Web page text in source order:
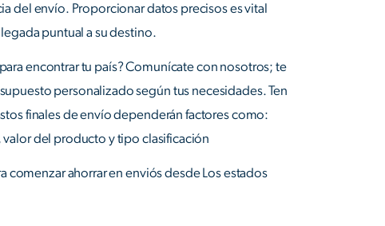
del envío. Proporcionar datos precisos es vital
puntual a su destino.
encontrar tu país? Comunícate con nosotros; te
personalizado según tus necesidades. Ten
finales de envío dependerán factores como:
valor del producto y tipo clasificación
comenzar ahorrar en enviós desde Los estados